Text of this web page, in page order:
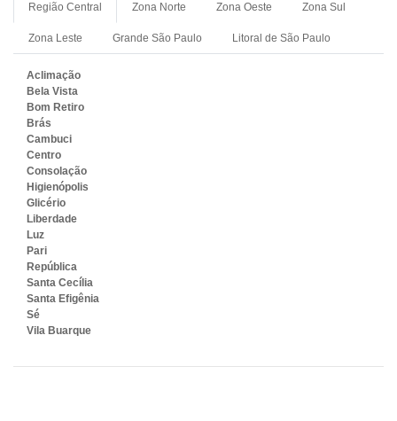
Região Central Zona Norte Zona Oeste Zona Sul
Zona Leste Grande São Paulo Litoral de São Paulo
Aclimação
Bela Vista
Bom Retiro
Brás
Cambuci
Centro
Consolação
Higienópolis
Glicério
Liberdade
Luz
Pari
República
Santa Cecília
Santa Efigênia
Sé
Vila Buarque